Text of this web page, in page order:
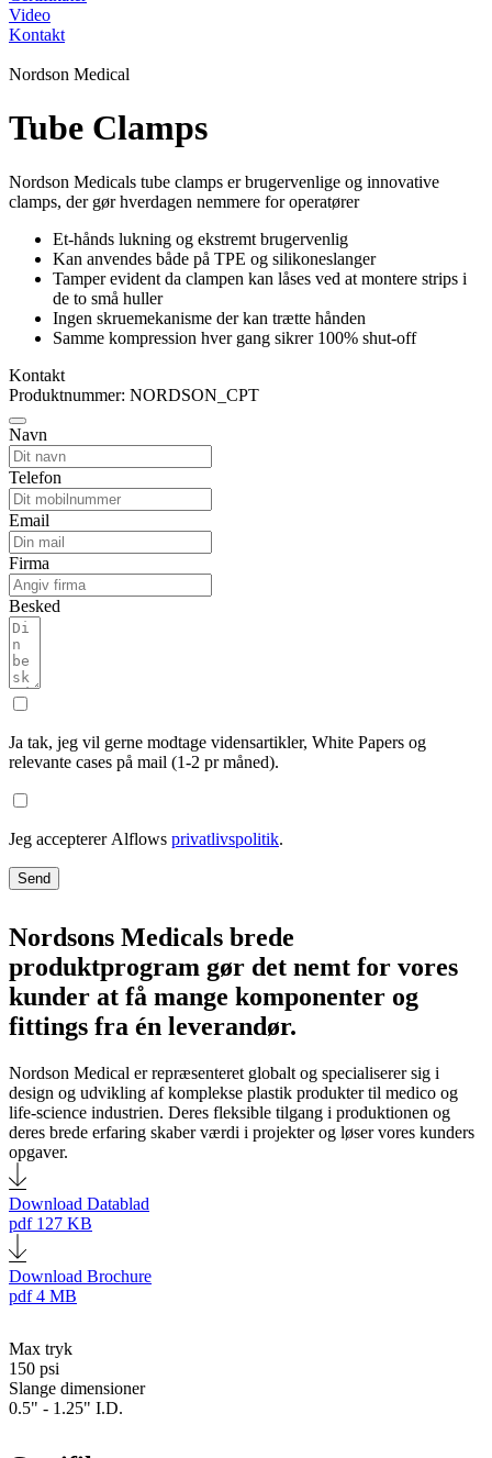
Video
Kontakt
Nordson Medical
Tube Clamps
Nordson Medicals tube clamps er brugervenlige og innovative
clamps, der gør hverdagen nemmere for operatører
Et-hånds lukning og ekstremt brugervenlig
Kan anvendes både på TPE og silikoneslanger
Tamper evident da clampen kan låses ved at montere strips i
de to små huller
Ingen skruemekanisme der kan trætte hånden
Samme kompression hver gang sikrer 100% shut-off
Kontakt
Produktnummer: NORDSON_CPT
Navn
Telefon
Email
Firma
Besked
Ja tak, jeg vil gerne modtage vidensartikler, White Papers og
relevante cases på mail (1-2 pr måned).
Jeg accepterer Alflows privatlivspolitik.
Send
Nordsons Medicals brede
produktprogram gør det nemt for vores
kunder at få mange komponenter og
fittings fra én leverandør.
Nordson Medical er repræsenteret globalt og specialiserer sig i
design og udvikling af komplekse plastik produkter til medico og
life-science industrien. Deres fleksible tilgang i produktionen og
deres brede erfaring skaber værdi i projekter og løser vores kunders
opgaver.
Download Datablad
pdf 127 KB
Download Brochure
pdf4 MB
Max tryk
150 psi
Slange dimensioner
0.5" - 1.25" I.D.